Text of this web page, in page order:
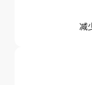
减